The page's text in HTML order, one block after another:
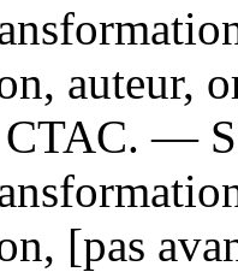
auteur,
—
[pas